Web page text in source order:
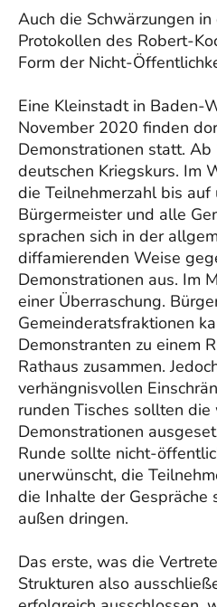
Auch die Schwärzungen
Protokollen des Robert-
Form der Nicht-
Eine Kleinstadt in Baden-
November 2020 finden
Demonstrationen statt.
deutschen Kriegskurs. Im
die Teilnehmerzahl bis
Bürgermeister und alle
sprachen sich in der
diffamierenden Weise
Demonstrationen aus. Im
einer Überraschung.
Gemeinderatsfraktionen
Demonstranten zu einem
Rathaus zusammen.
verhängnisvollen
runden Tisches sollten die
Demonstrationen
Runde sollte nicht-
unerwünscht, die
die Inhalte der Gespräche
außen dringen.
Das erste, was die
Strukturen also